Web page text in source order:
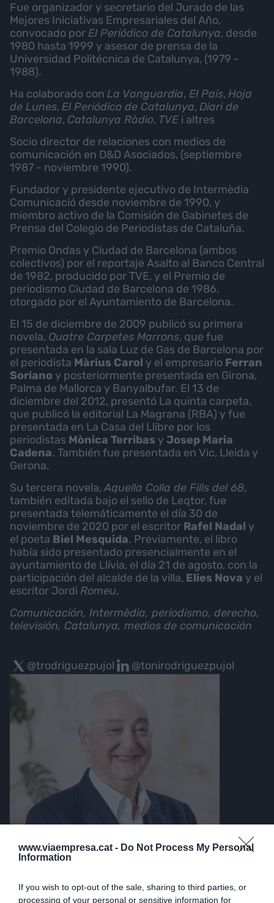
www.viaempresa.cat - Do Not Process My Personal
Information
If you wish to opt-out of the sale, sharing to third parties, or
processing of your personal or sensitive information for
Fue organizador y secretario del Jurado de las
Mejores Iniciativas Empresariales del Año,
convocado porEl Periódico de Catalunya, desde
1980 hasta 1999 y asesor de prensa de la
Universidad Politécnica de Catalunya, (1979 -
1988).
Ha colaborado con La Vanguardia, El País, Hoja
de Lunes, El Periódico de Catalunya, Diari de
Barcelona, Catalunya Ràdio, TVE i altres
Socio director de relaciones con medios de
comunicación en D&D Asociados, (septiembre
1987 - noviembre 1990).
Fundador y presidente ejecutivo de Intermèdia
Comunicació desde noviembre de 1990, y
miembro activo de la Comisión de Gabinetes de
Prensa del Colegio de Periodistas de Cataluña.
Premio Ondas y Ciudad de Barcelona (ambos
colectivos) por el reportaje Asalto al Banco Central
de 1982, producido por TVE, y el Premio de
periodismo Ciudad de Barcelona de 1986,
otorgado por el Ayuntamiento de Barcelona.
El 15 de diciembre de 2009 publicó su primera
novela, Quatre Carpetes Marrons, que fue
presentada en la sala Luz de Gas de Barcelona por
el periodista Màrius Carol y el empresario Ferran
Soriano y posteriormente presentada en Girona,
Palma de Mallorca y Banyalbufar. El 13 de
diciembre del 2012, presentó La quinta carpeta,
que publicó la editorial La Magrana (RBA) y fue
presentada en La Casa del Llibre por los
periodistas Mònica Terribas y Josep Maria
Cadena. También fue presentada en Vic, Lleida y
Gerona.
Su tercera novela,Aquella Colla de Fills del 68,
también editada bajo el sello de Leqtor, fue
presentada telemáticamente el día 30 de
noviembre de 2020 por el escritor Rafel Nadal y
el poeta Biel Mesquida. Previamente, el libro
había sido presentado presencialmente en el
ayuntamiento de Llívia, el día 21 de agosto, con la
participación del alcalde de la villa, Elies Nova y el
escritor Jordi Romeu.
Comunicación, Intermèdia, periodismo, derecho,
televisión, Catalunya, medios de comunicación
@trodriguezpujol @tonirodriguezpujol